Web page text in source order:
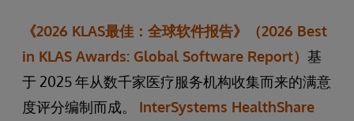
《2026 KLAS最佳：全球软件报告》（2026 Best
in KLAS Awards: Global Software Report） 基
于 2025 年从数千家医疗服务机构收集而来的满意
度评分编制而成。 InterSystems HealthShare